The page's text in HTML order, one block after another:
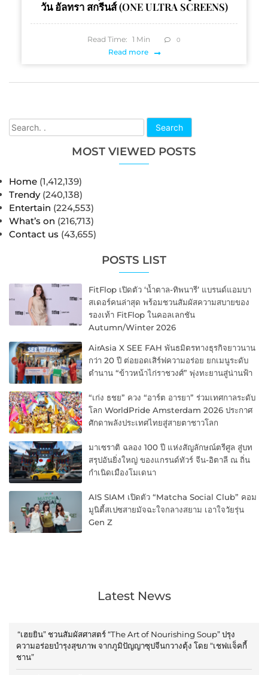
Search
MOST VIEWED POSTS
Home (1,412,139)
Trendy (240,138)
Entertain (224,553)
What’s on (216,713)
Contact us (43,655)
POSTS LIST
FitFlop เปิดตัว ‘น้ำตาล-ทิพนารี’ แบรนด์แอมบา
สเดอร์คนล่าสุด พร้อมชวนสัมผัสความสบายของ
รองเท้า FitFlop ในคอลเลกชัน
Autumn/Winter 2026
AirAsia X SEE FAH พันธมิตรทางธุรกิจยาวนาน
กว่า 20 ปี ต่อยอดเสิร์ฟความอร่อย ยกเมนูระดับ
ตำนาน “ข้าวหน้าไก่ราชวงศ์” พุ่งทะยานสู่น่านฟ้า
“เก่ง ธชย” ควง “อาร์ต อารยา” ร่วมเทศกาลระดับ
โลก WorldPride Amsterdam 2026 ประกาศ
ศักดาพลังประเทศไทยสู่สายตาชาวโลก
มาเซราติ ฉลอง 100 ปี แห่งสัญลักษณ์ตรีศูล สู่บท
สรุปอันยิ่งใหญ่ ของแกรนด์ทัวร์ จีน-อิตาลี ณ ถิ่น
กำเนิดเมืองโมเดนา
AIS SIAM เปิดตัว “Matcha Social Club” คอม
มูนิตี้สเปซสายมัจฉะใจกลางสยาม เอาใจวัยรุ่น
Gen Z
Latest News
“เฮยยิน” ชวนสัมผัสศาสตร์ “The Art of Nourishing Soup” ปรุง
ความอร่อยบำรุงสุขภาพ จากภูมิปัญญาซุปจีนกวางตุ้ง โดย “เชฟแจ็คกี้
ชาน”
วัน อัลทรา สกรีนส์ (ONE ULTRA SCREENS)
Read Time: 1 Min 0
Read more